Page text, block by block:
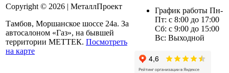
Copyright © 2026 | МеталлПроект
Тамбов, Моршанское шоссе 24а. За
автосалоном «Газ», на бывшей
территории МЕТТЕК. Посмотреть
на карте
График работы Пн-
Пт: с 8:00 до 17:00
Сб: с 9:00 до 15:00
Вс: Выходной